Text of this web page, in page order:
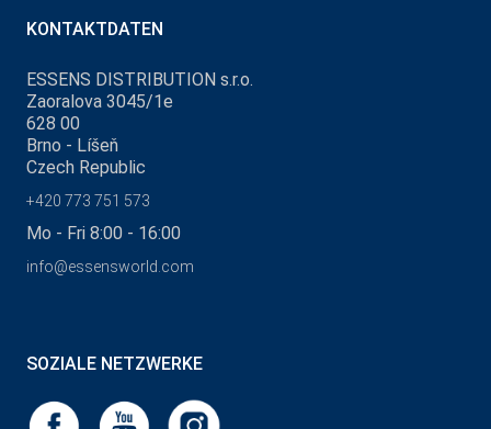
KONTAKTDATEN
ESSENS DISTRIBUTION s.r.o.
Zaoralova 3045/1e
628 00
Brno - Líšeň
Czech Republic
+420 773 751 573
Mo - Fri 8:00 - 16:00
info@essensworld.com
SOZIALE NETZWERKE